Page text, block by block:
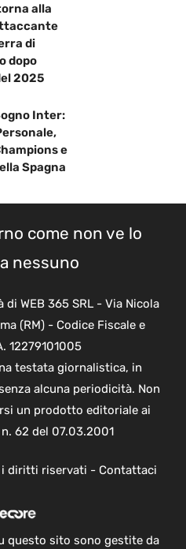
alla
di
dopo
2025
Inter:
e
Spagna
come non ve lo
nessuno
WEB 365 SRL - Via Nicola
(RM) - Codice Fiscale e
12279101005
testata giornalistica, in
alcuna periodicità. Non
un prodotto editoriale ai
62 del 07.03.2001
diritti riservati - Contattaci
questo sito sono gestite da